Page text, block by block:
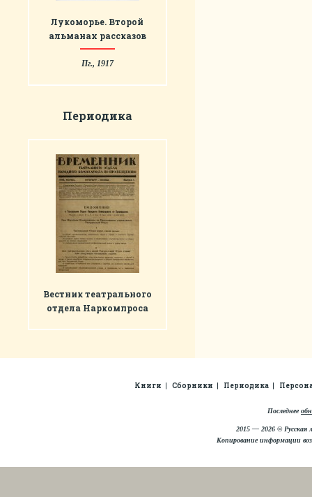
Лукоморье. Второй
альманах рассказов
Пг., 1917
Периодика
Вестник театрального
отдела Наркомпроса
Книги Сборники Периодика
Последнее
2015 — 2026 © Русская
Копирование информации